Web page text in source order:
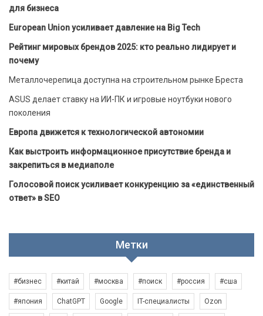
для бизнеса
European Union усиливает давление на Big Tech
Рейтинг мировых брендов 2025: кто реально лидирует и
почему
Металлочерепица доступна на строительном рынке Бреста
ASUS делает ставку на ИИ-ПК и игровые ноутбуки нового
поколения
Европа движется к технологической автономии
Как выстроить информационное присутствие бренда и
закрепиться в медиаполе
Голосовой поиск усиливает конкуренцию за «единственный
ответ» в SEO
Метки
#бизнес #китай #москва #поиск #россия #сша
#япония ChatGPT Google IT-специалисты Ozon